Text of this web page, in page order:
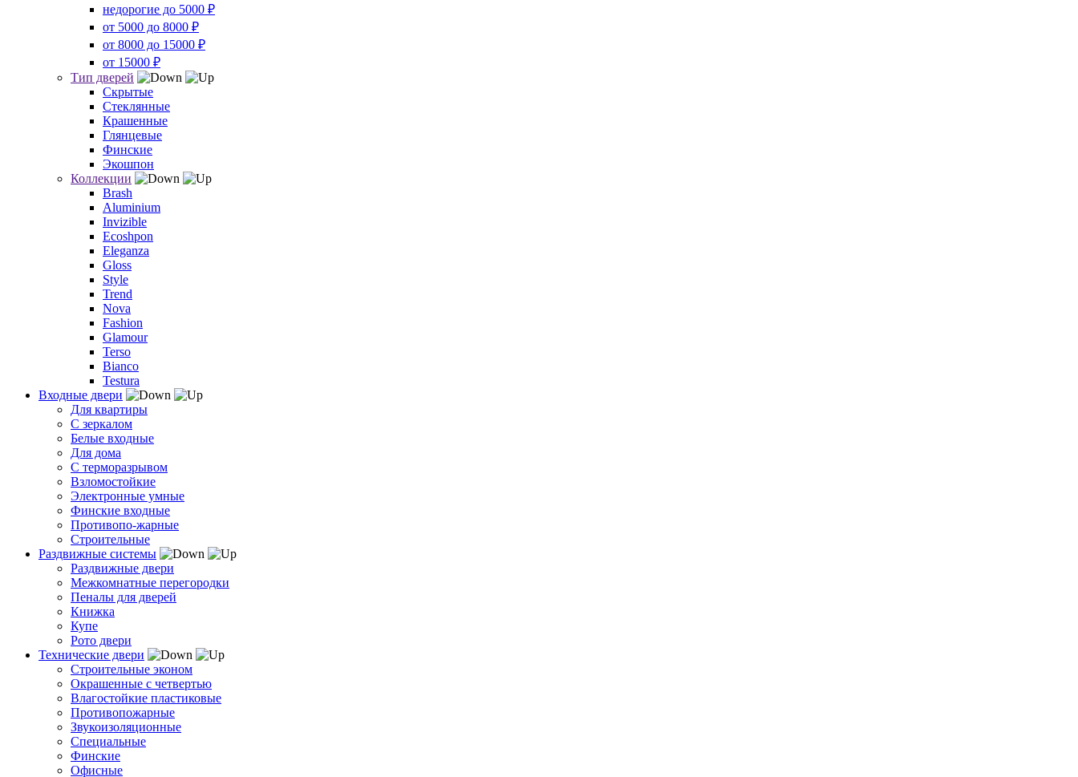
недорогие до 5000 ₽
от 5000 до 8000 ₽
от 8000 до 15000 ₽
от 15000 ₽
Тип дверей
Скрытые
Стеклянные
Крашенные
Глянцевые
Финские
Экошпон
Коллекции
Brash
Aluminium
Invizible
Ecoshpon
Eleganza
Gloss
Style
Trend
Nova
Fashion
Glamour
Terso
Bianco
Testura
Входные двери
Для квартиры
С зеркалом
Белые входные
Для дома
С терморазрывом
Взломостойкие
Электронные умные
Финские входные
Противопо-жарные
Строительные
Раздвижные системы
Раздвижные двери
Межкомнатные перегородки
Пеналы для дверей
Книжка
Купе
Рото двери
Технические двери
Строительные эконом
Окрашенные с четвертью
Влагостойкие пластиковые
Противопожарные
Звукоизоляционные
Специальные
Финские
Офисные